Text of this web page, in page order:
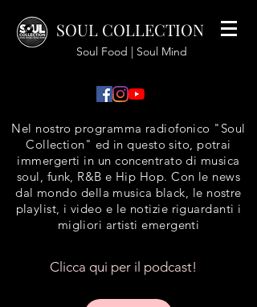
SOUL COLLECTION
Soul Food | Soul Mind
Nel nostro programma radiofonico "Soul
Collection" ed in questo sito, potrai
immergerti in un concentrato di musica
soul, funk, R&B e Hip Hop. Con le news
dal mondo della musica black, le nostre
playlist, i video e le notizie riguardanti i
migliori artisti emergenti
Clicca qui per il podcast!